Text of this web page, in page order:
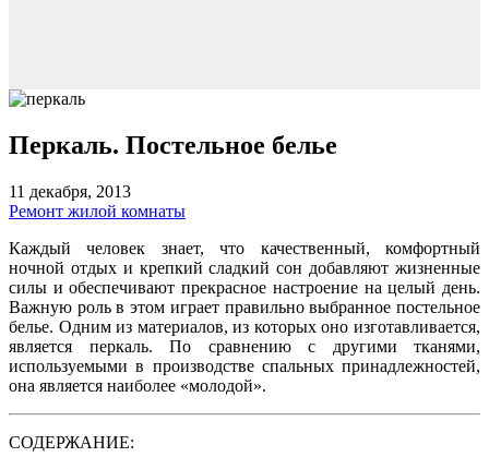
Перкаль. Постельное белье
11 декабря, 2013
Ремонт жилой комнаты
Каждый человек знает, что качественный, комфортный
ночной отдых и крепкий сладкий сон добавляют жизненные
силы и обеспечивают прекрасное настроение на целый день.
Важную роль в этом играет правильно выбранное постельное
белье. Одним из материалов, из которых оно изготавливается,
является перкаль. По сравнению с другими тканями,
используемыми в производстве спальных принадлежностей,
она является наиболее «молодой».
СОДЕРЖАНИЕ: